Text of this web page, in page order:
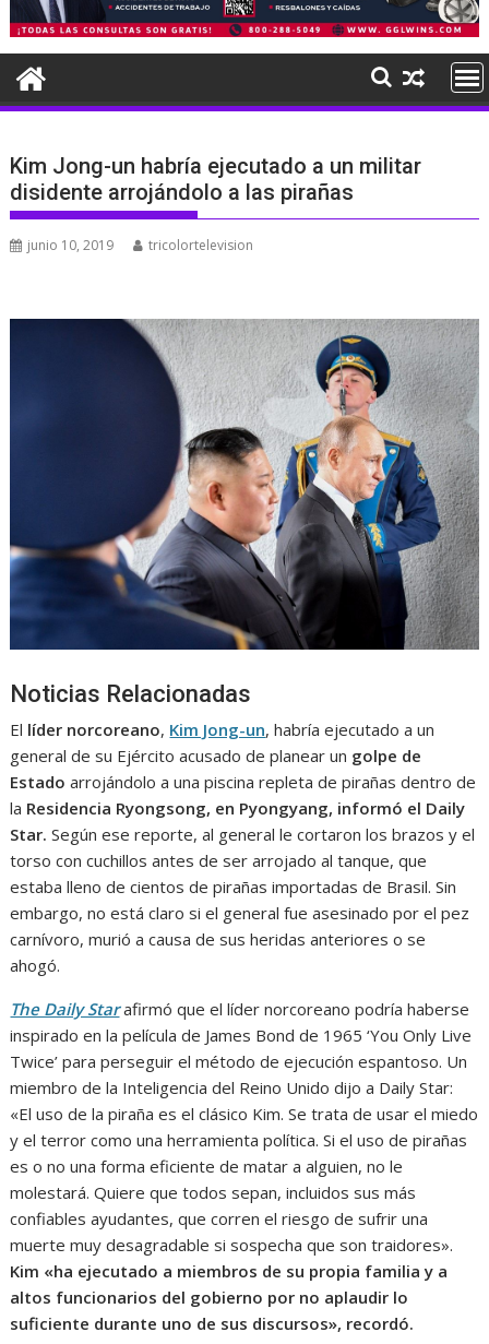
Kim Jong-un habría ejecutado a un militar
disidente arrojándolo a las pirañas
junio 10, 2019 tricolortelevision
Noticias Relacionadas
El líder norcoreano, Kim Jong-un, habría ejecutado a un
general de su Ejército acusado de planear un golpe de
Estado arrojándolo a una piscina repleta de pirañas dentro de
la Residencia Ryongsong, en Pyongyang, informó el Daily
Star. Según ese reporte, al general le cortaron los brazos y el
torso con cuchillos antes de ser arrojado al tanque, que
estaba lleno de cientos de pirañas importadas de Brasil. Sin
embargo, no está claro si el general fue asesinado por el pez
carnívoro, murió a causa de sus heridas anteriores o se
ahogó.
The Daily Starafirmó que el líder norcoreano podría haberse
inspirado en la película de James Bond de 1965 ‘You Only Live
Twice’ para perseguir el método de ejecución espantoso. Un
miembro de la Inteligencia del Reino Unido dijo a Daily Star:
«El uso de la piraña es el clásico Kim. Se trata de usar el miedo
y el terror como una herramienta política. Si el uso de pirañas
es o no una forma eficiente de matar a alguien, no le
molestará. Quiere que todos sepan, incluidos sus más
confiables ayudantes, que corren el riesgo de sufrir una
muerte muy desagradable si sospecha que son traidores».
Kim «ha ejecutado a miembros de su propia familia y a
altos funcionarios del gobierno por no aplaudir lo
suficiente durante uno de sus discursos», recordó.